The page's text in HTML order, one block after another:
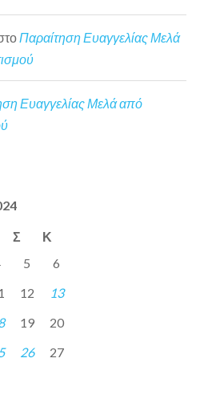
Παραίτηση Ευαγγελίας Μελά
Ευαγγελίας Μελά από
Σ Κ
5
6
12
13
19
20
26
27